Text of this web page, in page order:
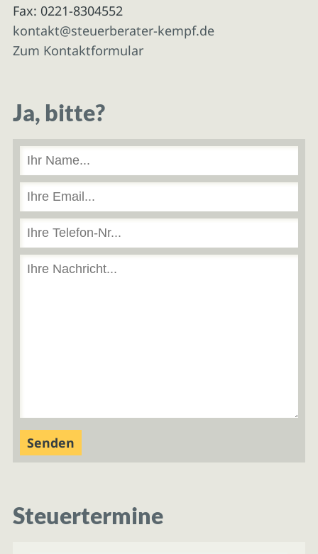
Fax: 0221-8304552
kontakt@steuerberater-kempf.de
Zum Kontaktformular
Ja, bitte?
Steuertermine